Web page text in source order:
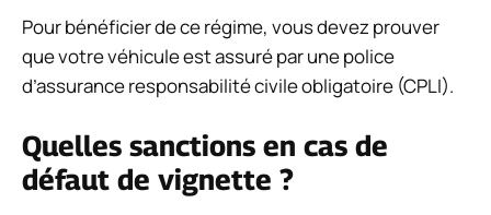
Pour bénéficier de ce régime, vous devez prouver
que votre véhicule est assuré par une police
d’assurance responsabilité civile obligatoire (CPLI).
Quelles sanctions en cas de
défaut de vignette ?